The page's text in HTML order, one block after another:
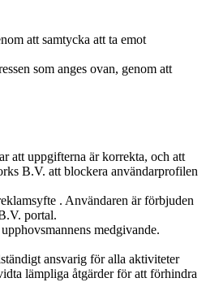
att samtycka att ta emot
som anges ovan, genom att
att uppgifterna är korrekta, och att
B.V. att blockera användarprofilen
. Användaren är förbjuden
portal.
medgivande.
ansvarig för alla aktiviteter
lämpliga åtgärder för att förhindra